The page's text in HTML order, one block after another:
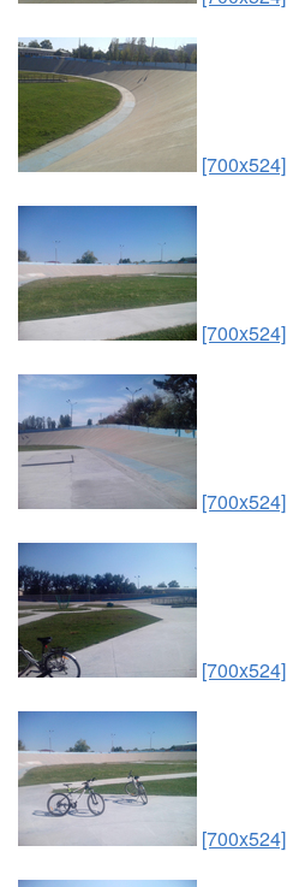
[700x524]
[700x524]
[700x524]
[700x524]
[700x524]